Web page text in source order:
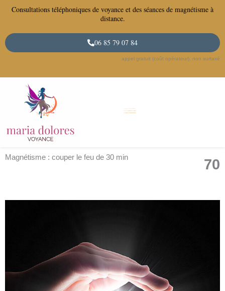
AllerConsultations téléphoniques de voyance et des séances de magnétisme à
distance.
06 85 79 07 84
appel gratuit (coût opérateur), non surtaxé
Magnétisme : couper le feu de 30 min 70